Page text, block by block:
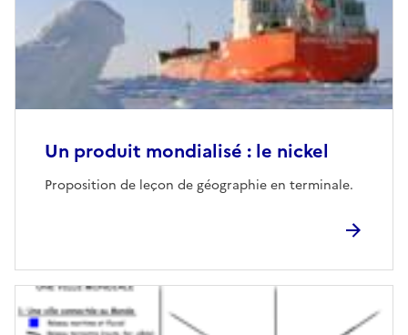
Un produit mondialisé : le nickel
Proposition de leçon de géographie en terminale.